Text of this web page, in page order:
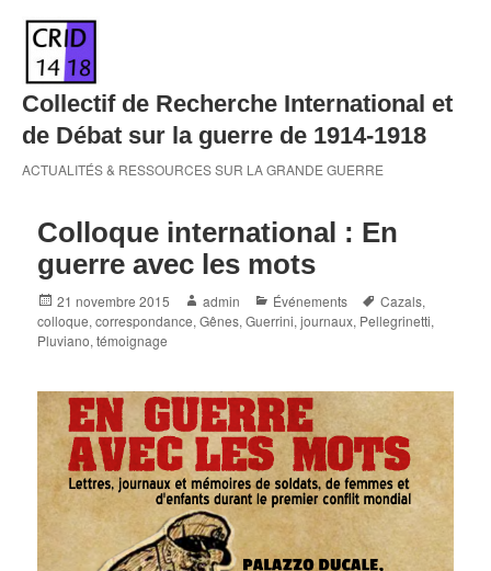
content
Collectif de Recherche International et
de Débat sur la guerre de 1914-1918
ACTUALITÉS & RESSOURCES SUR LA GRANDE GUERRE
Colloque international : En
guerre avec les mots
Posted
on
21 novembre 2015 Author
admin Categories
Événements Tags
Cazals,
colloque,correspondance,Gênes,Guerrini,journaux, Pellegrinetti,
Pluviano,témoignage